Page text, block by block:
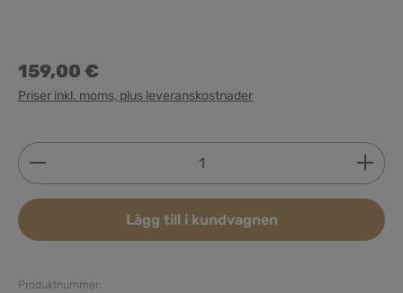
159,00 €
Priser inkl. moms, plus leveranskostnader
Produktkvantitet: Ange önskat belopp eller
Lägg till i kundvagnen
Produktnummer: